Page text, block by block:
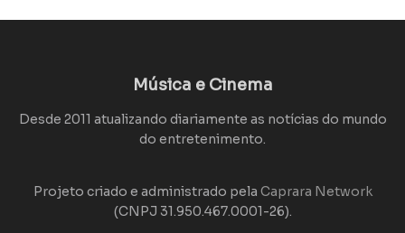
Música e Cinema
Desde 2011 atualizando diariamente as notícias do mundo
do entretenimento.
Projeto criado e administrado pela Caprara Network
(CNPJ 31.950.467.0001-26).